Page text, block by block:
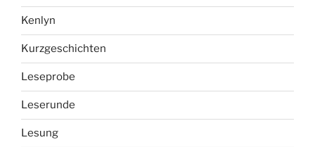
Kenlyn
Kurzgeschichten
Leseprobe
Leserunde
Lesung